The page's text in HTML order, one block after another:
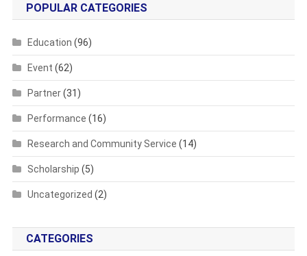
POPULAR CATEGORIES
Education (96)
Event (62)
Partner(31)
Performance (16)
Research and Community Service (14)
Scholarship (5)
Uncategorized (2)
CATEGORIES